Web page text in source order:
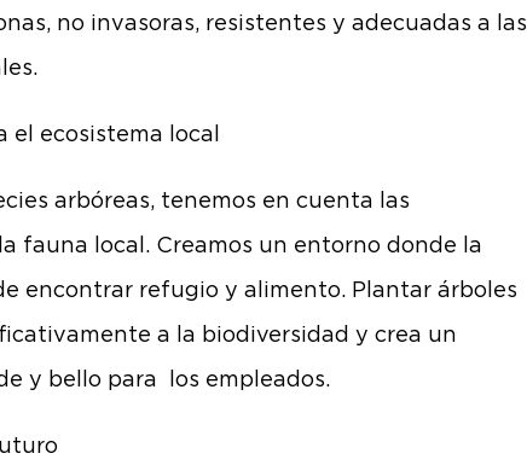
no invasoras, resistentes y adecuadas a las
el ecosistema local
arbóreas, tenemos en cuenta las
fauna local. Creamos un entorno donde la
encontrar refugio y alimento. Plantar árboles
a la biodiversidad y crea un
y bello para los empleados.